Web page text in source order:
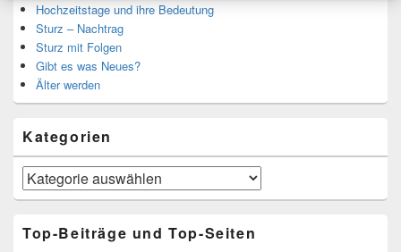
Hochzeitstage und ihre Bedeutung
Sturz – Nachtrag
Sturz mit Folgen
Gibt es was Neues?
Älter werden
Kategorien
Kategorien
Top-Beiträge und Top-Seiten